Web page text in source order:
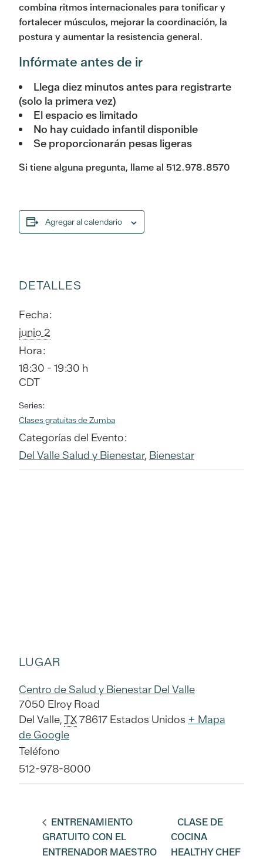
combina ritmos internacionales para tonificar y
fortalecer músculos, mejorar la coordinación, la
postura y aumentar la resistencia general.
Infórmate antes de ir
Llega diez minutos antes para registrarte
(solo la primera vez)
El espacio es limitado
No hay cuidado infantil disponible
Se proporcionarán pesas ligeras
Si tiene alguna pregunta, llame al 512.978.8570
Agregar al calendario
DETALLES
Fecha:
junio 2
Hora:
18:30 - 19:30 h
CDT
Series:
Clases gratuitas de Zumba
Categorías del Evento:
Del Valle Salud y Bienestar, Bienestar
LUGAR
Centro de Salud y Bienestar Del Valle
7050 Elroy Road
Del Valle,TX78617 Estados Unidos + Mapa
de Google
Teléfono
512-978-8000
ENTRENAMIENTO
GRATUITO CON EL
ENTRENADOR MAESTRO
CLASE DE
COCINA
HEALTHY CHEF